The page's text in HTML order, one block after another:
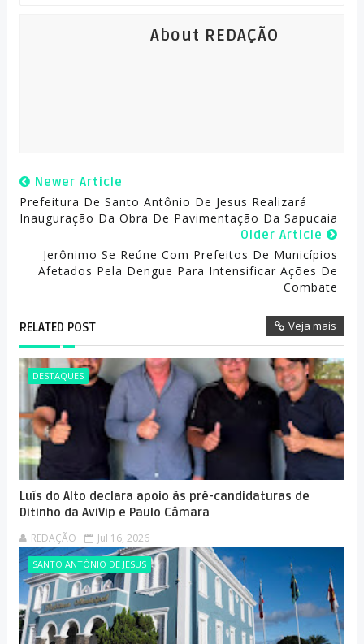
About REDAÇÃO
Newer Article
Prefeitura De Santo Antônio De Jesus Realizará
Inauguração Da Obra De Pavimentação Da Sapucaia
Older Article
Jerônimo Se Reúne Com Prefeitos De Municípios
Afetados Pela Dengue Para Intensificar Ações De
Combate
RELATED POST Veja mais
DESTAQUES
Luís do Alto declara apoio às pré-candidaturas de
Ditinho da AviVip e Paulo Câmara
REDAÇÃO Jul 16, 2026
SANTO ANTÔNIO DE JESUS